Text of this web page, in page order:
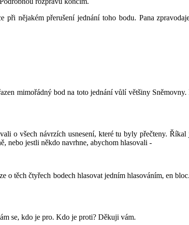
nějakém přerušení jednání toho bodu. Pana
mimořádný bod na toto jednání vůlí většiny
o všech návrzích usnesení, které tu byly přečteny.
nebo jestli někdo navrhne, abychom hlasovali -
o těch čtyřech bodech hlasovat jedním hlasováním, en
se, kdo je pro. Kdo je proti? Děkuji vám.